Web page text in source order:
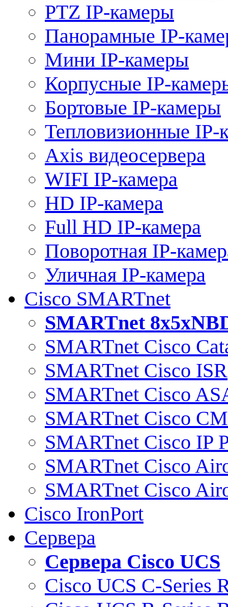
PTZ IP-камеры
Панорамные IP-
Мини IP-камеры
Корпусные IP-
Бортовые IP-камеры
Тепловизионные IP-
Axis видеосервера
WIFI IP-камера
HD IP-камера
Full HD IP-камера
Поворотная IP-
Уличная IP-камера
Cisco SMARTnet
SMARTnet
SMARTnet Cisco
SMARTnet Cisco ISR
SMARTnet Cisco
SMARTnet Cisco
SMARTnet Cisco IP
SMARTnet Cisco
SMARTnet Cisco
Cisco IronPort
Сервера
Сервера Cisco UCS
Cisco UCS C-Series